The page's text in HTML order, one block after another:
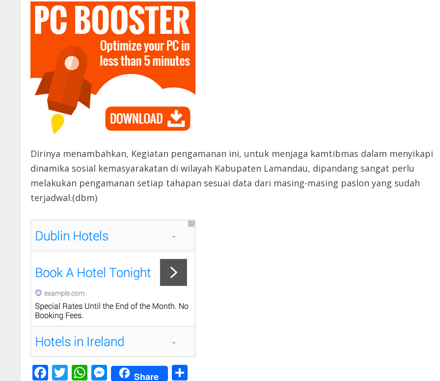
Dirinya menambahkan, Kegiatan pengamanan ini, untuk menjaga kamtibmas dalam menyikapi
dinamika sosial kemasyarakatan di wilayah Kabupaten Lamandau, dipandang sangat perlu
melakukan pengamanan setiap tahapan sesuai data dari masing-masing paslon yang sudah
terjadwal.(dbm)
F T W M Share